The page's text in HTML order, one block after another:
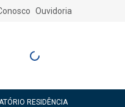
Ouvidoria
ou Cadastre-
RESIDÊNCIA